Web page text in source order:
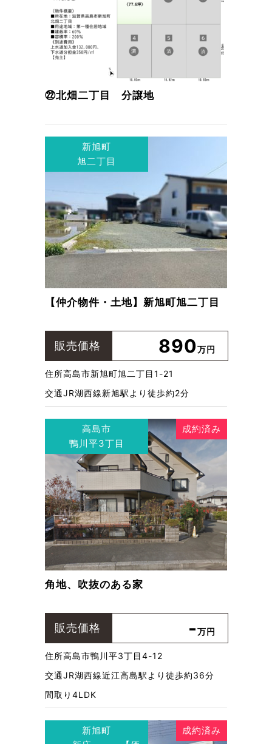
㉒北畑二丁目 分譲地
新旭町
旭二丁目
【仲介物件・土地】新旭町旭二丁目
販売価格 890万円
住所高島市新旭町旭二丁目1-21
交通JR湖西線新旭駅より徒歩約2分
高島市
鴨川平3丁目
成約済み
角地、吹抜のある家
販売価格 -万円
住所高島市鴨川平3丁目4-12
交通JR湖西線近江高島駅より徒歩約36分
間取り 4LDK
新旭町
成約済み